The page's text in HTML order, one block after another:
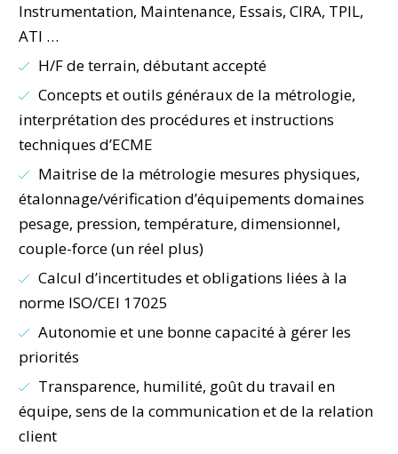
Instrumentation, Maintenance, Essais, CIRA, TPIL,
ATI …
H/F de terrain, débutant accepté
Concepts et outils généraux de la métrologie,
interprétation des procédures et instructions
techniques d’ECME
Maitrise de la métrologie mesures physiques,
étalonnage/vérification d’équipements domaines
pesage, pression, température, dimensionnel,
couple-force (un réel plus)
Calcul d’incertitudes et obligations liées à la
norme ISO/CEI 17025
Autonomie et une bonne capacité à gérer les
priorités
Transparence, humilité, goût du travail en
équipe, sens de la communication et de la relation
client